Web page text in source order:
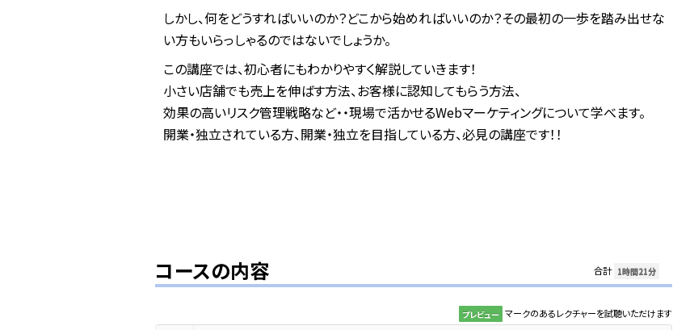
しかし、何をどうすればいいのか？どこから始めればいいのか？その最初の一歩を踏み出せな
い方もいらっしゃるのではないでしょうか。
この講座では、初心者にもわかりやすく解説していきます！
小さい店舗でも売上を伸ばす方法、お客様に認知してもらう方法、
効果の高いリスク管理戦略など・・現場で活かせるWebマーケティングについて学べます。
開業・独立されている方、開業・独立を目指している方、必見の講座です！！
コースの内容 合計 1時間21分
プレビュー マークのあるレクチャーを試聴いただけます